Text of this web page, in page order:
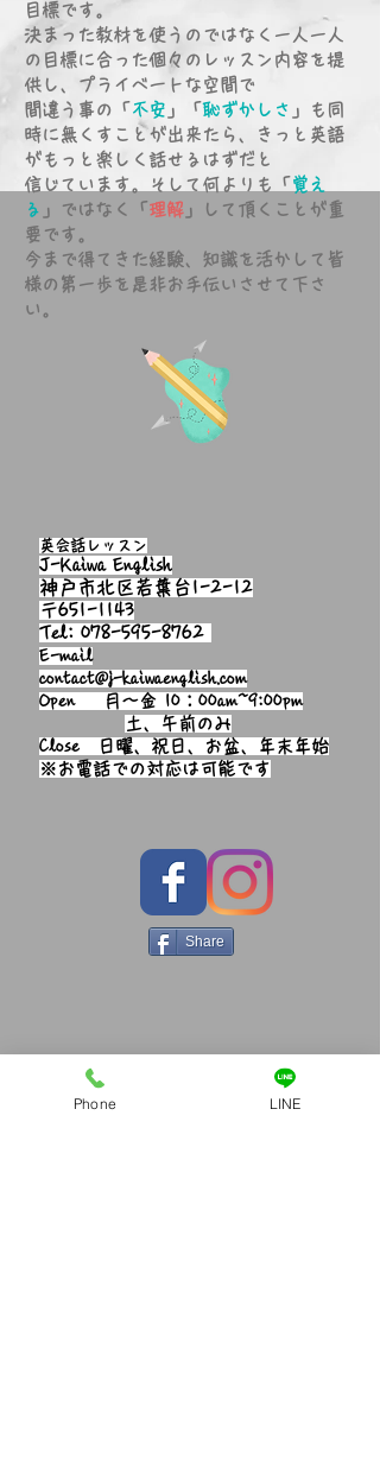
目標です。
決まった教材を使うのではなく一人一人
の目標に合った個々のレッスン内容を提
供し、プライベートな空間で
間違う事の「 不安 」「 恥ずかしさ 」も同
時に無くすことが出来たら、きっと英語
がもっと楽しく話せるはずだと
信じています。そして何よりも「 覚え
る 」ではなく「 理解 」して頂くことが重
要です。
​今まで得てきた経験、知識を活かして皆
様の第一歩を是非お手伝いさせて下さ
い。
英会話レッスン
J-Kaiwa English
神戸市北区若葉台1-2-12
〒651-1143
Tel: 078-595-8762
E-mail
contact@j-kaiwaenglish.com
Open 月～金 10：00am~9:00pm
土、午前のみ
Close 日曜、祝日、お盆、年末年始
※お電話での対応は可能です
Share
Phone LINE